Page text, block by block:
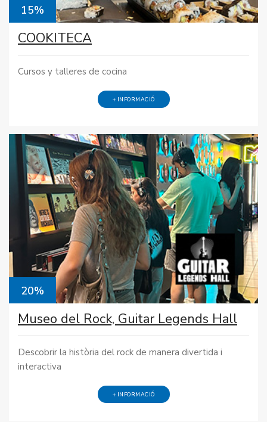
15%
COOKITECA
Cursos y talleres de cocina
+ INFORMACIÓ
20%
Museo del Rock, Guitar Legends Hall
Descobrir la història del rock de manera divertida i
interactiva
+ INFORMACIÓ